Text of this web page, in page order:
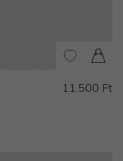
11.500 Ft